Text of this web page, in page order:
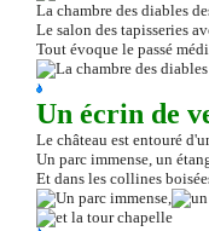
La chambre des diables
Le salon des tapisseries
Tout évoque le passé
Un écrin de
Le château est entouré
Un parc immense, un
Et dans les collines